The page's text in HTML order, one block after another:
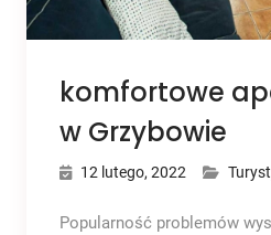
komfortowe
w Grzybowie
12 lutego, 2022
Popularność problemów